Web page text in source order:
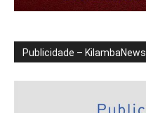
Publicidade – KilambaNews